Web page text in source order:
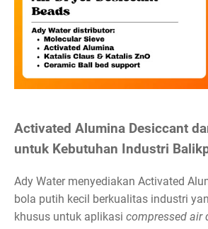
Activated Alumina Desiccant
untuk Kebutuhan Industri
Ady Water menyediakan Activated
bola putih kecil berkualitas industri
khusus untuk aplikasi compressed air